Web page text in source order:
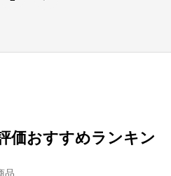
価おすすめランキン
品